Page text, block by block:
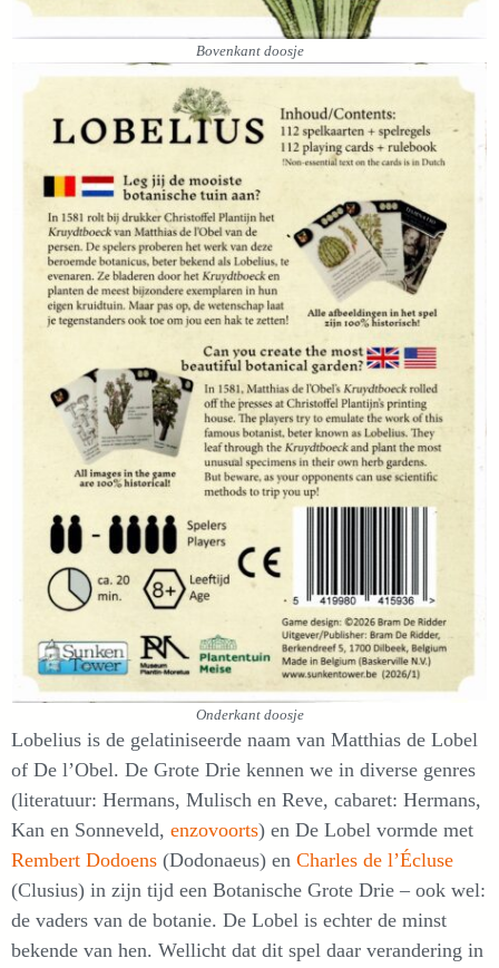
Bovenkant doosje
Onderkant doosje
Lobelius is de gelatiniseerde naam van Matthias de Lobel
of De l’Obel. De Grote Drie kennen we in diverse genres
(literatuur: Hermans, Mulisch en Reve, cabaret: Hermans,
Kan en Sonneveld, enzovoorts) en De Lobel vormde met
Rembert Dodoens (Dodonaeus) en Charles de l’Écluse
(Clusius) in zijn tijd een Botanische Grote Drie – ook wel:
de vaders van de botanie. De Lobel is echter de minst
bekende van hen. Wellicht dat dit spel daar verandering in